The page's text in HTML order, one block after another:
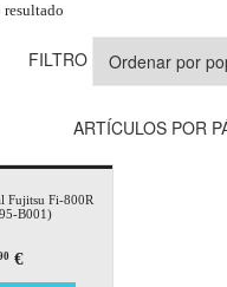
FILTRO
ARTÍCULOS POR
Fujitsu Fi-800R
B001)
€